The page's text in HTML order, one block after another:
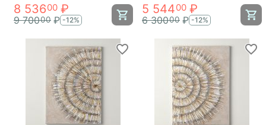
8 53600 ₽
9 70000 ₽ -12%
5 54400 ₽
6 30000 ₽ -12%